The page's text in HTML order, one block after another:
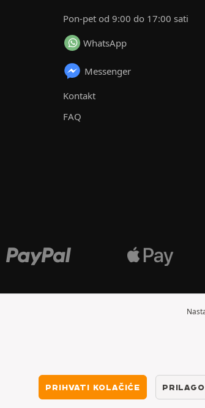
Pon-pet od 9:00 do 17:00 sati
WhatsApp
Messenger
Kontakt
FAQ
PRIHVATI KOLAČIĆE